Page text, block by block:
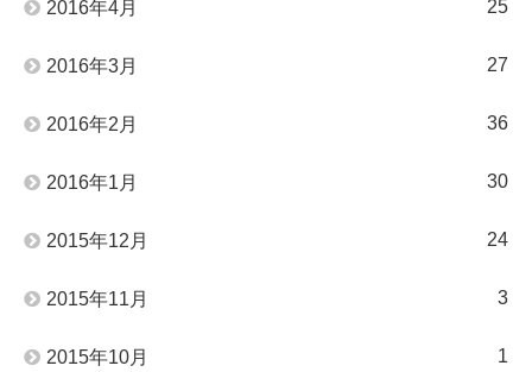
2016年4月 25
2016年3月 27
2016年2月 36
2016年1月 30
2015年12月 24
2015年11月 3
2015年10月 1